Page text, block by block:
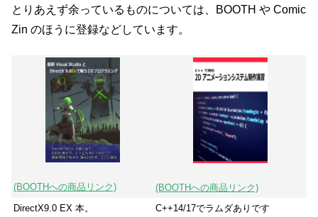
とりあえず余っているものについては、BOOTH や Comic
Zin のほうに登録などしています。
(BOOTHへの商品リンク)
(BOOTHへの商品リンク)
DirectX9.0 EX 本。
C++14/17でラムダありです